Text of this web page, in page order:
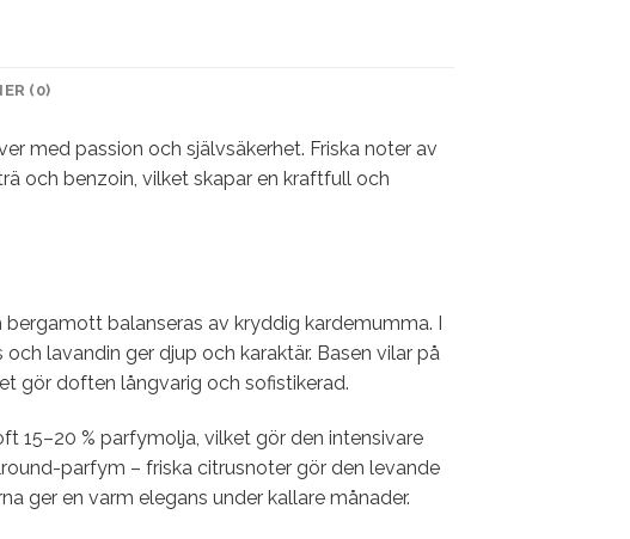
(0)
med passion och självsäkerhet. Friska noter av
och benzoin, vilket skapar en kraftfull och
balanseras av kryddig kardemumma. I
lavandin ger djup och karaktär. Basen vilar på
gör doften långvarig och sofistikerad.
15–20 % parfymolja, vilket gör den intensivare
parfym – friska citrusnoter gör den levande
ger en varm elegans under kallare månader.